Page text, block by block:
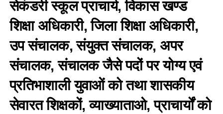
सेकंडरी स्कूल प्राचार्य, विकास खण्ड
शिक्षा अधिकारी, जिला शिक्षा अधिकारी,
उप संचालक, संयुक्त संचालक, अपर
संचालक, संचालक जैसे पदों पर योग्य एवं
प्रतिभाशाली युवाओं को तथा शासकीय
सेवारत शिक्षकों, व्याख्याताओ, प्राचार्यों को